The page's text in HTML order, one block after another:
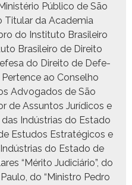
Públi­co de São
Tit­u­lar da Acad­e­mia
do Insti­tu­to Brasileiro
Brasileiro de Dire­ito
do Dire­ito de Defe­
ao Con­sel­ho
Advo­ga­dos de São
de Assun­tos Jurídi­cos e
Indús­trias do Esta­do
Estu­dos Estratégi­cos e
do Esta­do de
“Méri­to Judi­ciário”, do
do “Min­istro Pedro